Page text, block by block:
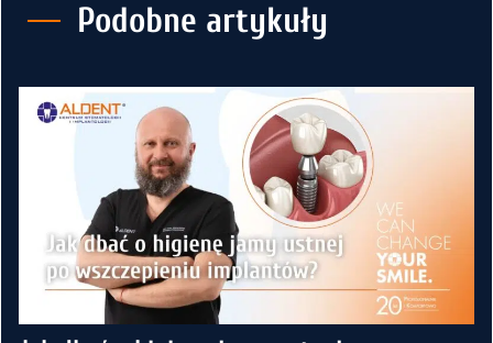
Podobne artykuły